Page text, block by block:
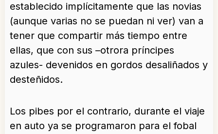
establecido implícitamente que las novias
(aunque varias no se puedan ni ver) van a
tener que compartir más tiempo entre
ellas, que con sus –otrora príncipes
azules- devenidos en gordos desaliñados y
desteñidos.
Los pibes por el contrario, durante el viaje
en auto ya se programaron para el fobal